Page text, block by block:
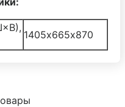
1405х665х870